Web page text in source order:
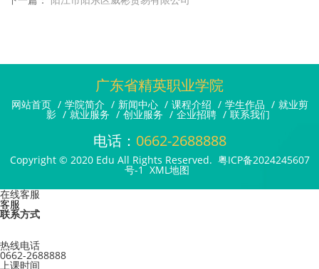
广东省精英职业学院
网站首页 / 学院简介 / 新闻中心 / 课程介绍 / 学生作品 / 就业剪
影 / 就业服务 / 创业服务 / 企业招聘 / 联系我们
电话： 0662-2688888
Copyright © 2020 Edu All Rights Reserved. 粤ICP备2024245607
号-1 XML地图
在线客服
客服
联系方式
热线电话
0662-2688888
上课时间